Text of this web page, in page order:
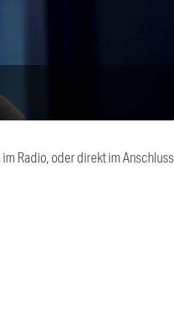
Radio, oder direkt im Anschluss